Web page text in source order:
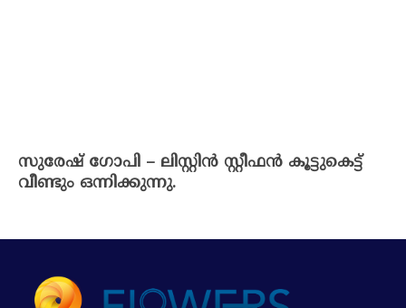
സുരേഷ് ഗോപി – ലിസ്റ്റിൻ സ്റ്റീഫൻ കൂട്ടുകെട്ട്
വീണ്ടും ഒന്നിക്കുന്നു.